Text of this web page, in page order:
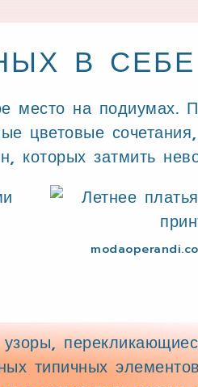
В СЕБЕ
место на подиумах.
цветовые
которых затмить
типичных